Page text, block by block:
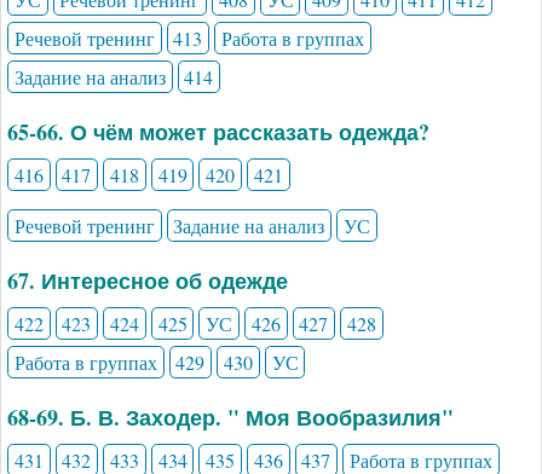
Речевой тренинг
413
Работа в группах
Задание на анализ
414
65-66. О чём может рассказать одежда?
416 417 418 419 420
421
Речевой тренинг
Задание на анализ УС
67. Интересное об одежде
422 423 424 425 УС 426 427
428
Работа в группах
429 430 УС
68-69. Б. В. Заходер. " Моя Вообразилия"
431 432 433 434 435 436 437
Работа в группах